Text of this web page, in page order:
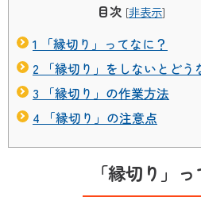
目次 [非表示]
1 「縁切り」ってなに？
2 「縁切り」をしないとどう
3 「縁切り」の作業方法
4 「縁切り」の注意点
「縁切り」